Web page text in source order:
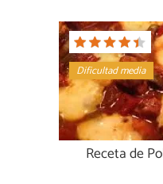
Dificultad media
Receta de